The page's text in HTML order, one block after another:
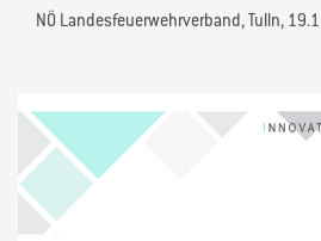
NÖ Landesfeuerwehrverband, Tulln,